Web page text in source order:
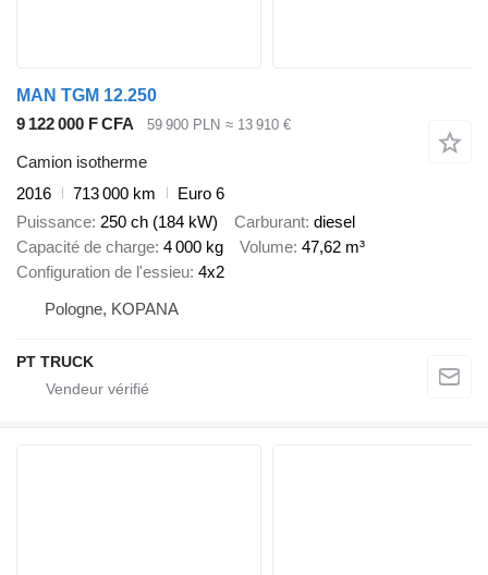
MAN TGM 12.250
9 122 000 F CFA
59 900 PLN ≈ 13 910 €
Camion isotherme
2016
713 000 km
Euro 6
Puissance 250 ch (184 kW) Carburant diesel
Capacité de charge 4 000 kg Volume 47,62 m³
Configuration de l'essieu 4x2
Pologne, KOPANA
PT TRUCK